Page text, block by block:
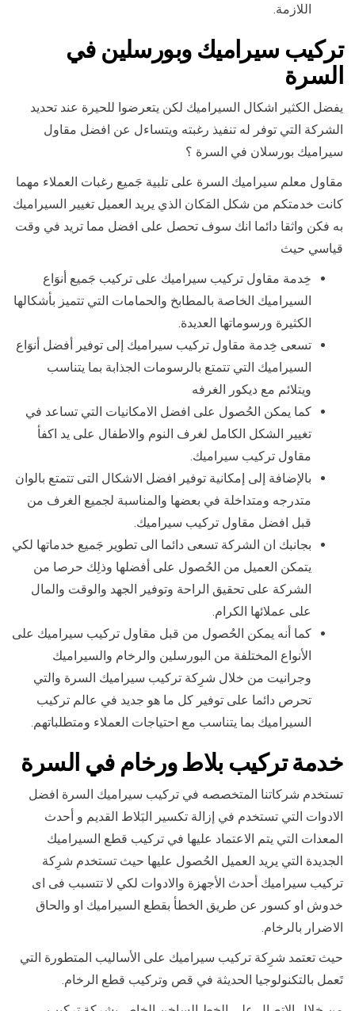
اللازمة.
تركيب سيراميك وبورسلين في
السرة
يفضل الكثير اشكال السيراميك لكن يتعرضوا للحيرة عند تحديد
الشركة التي توفر له تنفيذ رغبته ويتساءل عن افضل مقاول
سيراميك بورسلان في السرة ؟
مقاول معلم سيراميك السرة على تلبية جَميع رغبات العملاء مهما
كانت خدمتكم من شكل المَكان الذي يريد العميل تغيير السيراميك
به فكن واثقا دائما انك سوف تحصل على افضل مما تريد في وقت
قياسي حيث
خِدمة مقاول تركيب سيراميك على تركيب جَميع أنوَاع
السيراميك الخاصة بالمطابخ والحمامات التي تتميز بأشكالها
الكثيرة ورسوماتها العديدة.
تسعى خِدمة مقاول تركيب سيراميك إلى توفير أفضل أنوَاع
السيراميك التي تتمتع بالرسومات الجذابة بما يتناسب
ويتلائم مع ديكور الغرفه
كما يمكن الحُصول على افضل الامكانيات التي تساعد في
تغيير الشكل الكامل لغرف النوم والاطفال على يد اكفأ
مقاول تركيب سيراميك.
بالإضافة إلى إمكانية توفير افضل الاشكال التى تتمتع بالوان
متدرجه ومتداخلة في بعضها والمناسبة لجميع الغرف من
قبل افضل مقاول تركيب سيراميك.
بجانبك ان الشركة تسعى دائما الى تطوير جَميع خدماتها لكي
يتمكن العميل من الحُصول على أفضلها وذلِك حرصا من
الشركة على تحقيق الراحة وتوفير الجهد والوقت والمال
على عملائها الكرام.
كما أنه يمكن الحُصول من قبل مقاول تركيب سيراميك على
الأنواع المختلفة من البورسلين والرخام والسيراميك
وجرانيت من خلال شرِكة تركيب سيراميك السرة والتي
تحرص دائما على توفير كل ما هو جديد في عالم تركيب
السيراميك بما يتناسب مع احتياجات العملاء ومتطلباتهم.
خدمة تركيب بلاط ورخام في السرة
تستخدم شركاتنا المتخصصه في تركيب سيراميك السرة افضل
الادوات التي تستخدم في إزالة تكسير البَلاط القديم و أحدث
المعدات التي يتم الاعتماد عليها في تركيب قطع السيراميك
الجديدة التي يريد العميل الحُصول عليها حيث تستخدم شرِكة
تركيب سيراميك أحدث الأجهزة والادوات لكي لا تتسبب فى اى
خدوش او كسور عن طريق الخطأ بقطع السيراميك او والحاق
الاضرار بالرخام.
حيث تعتمد شرِكة تركيب سيراميك على الأساليب المتطورة التي
تَعمل بالتكنولوجيا الحديثة في قص وتركيب قطع الرخام.